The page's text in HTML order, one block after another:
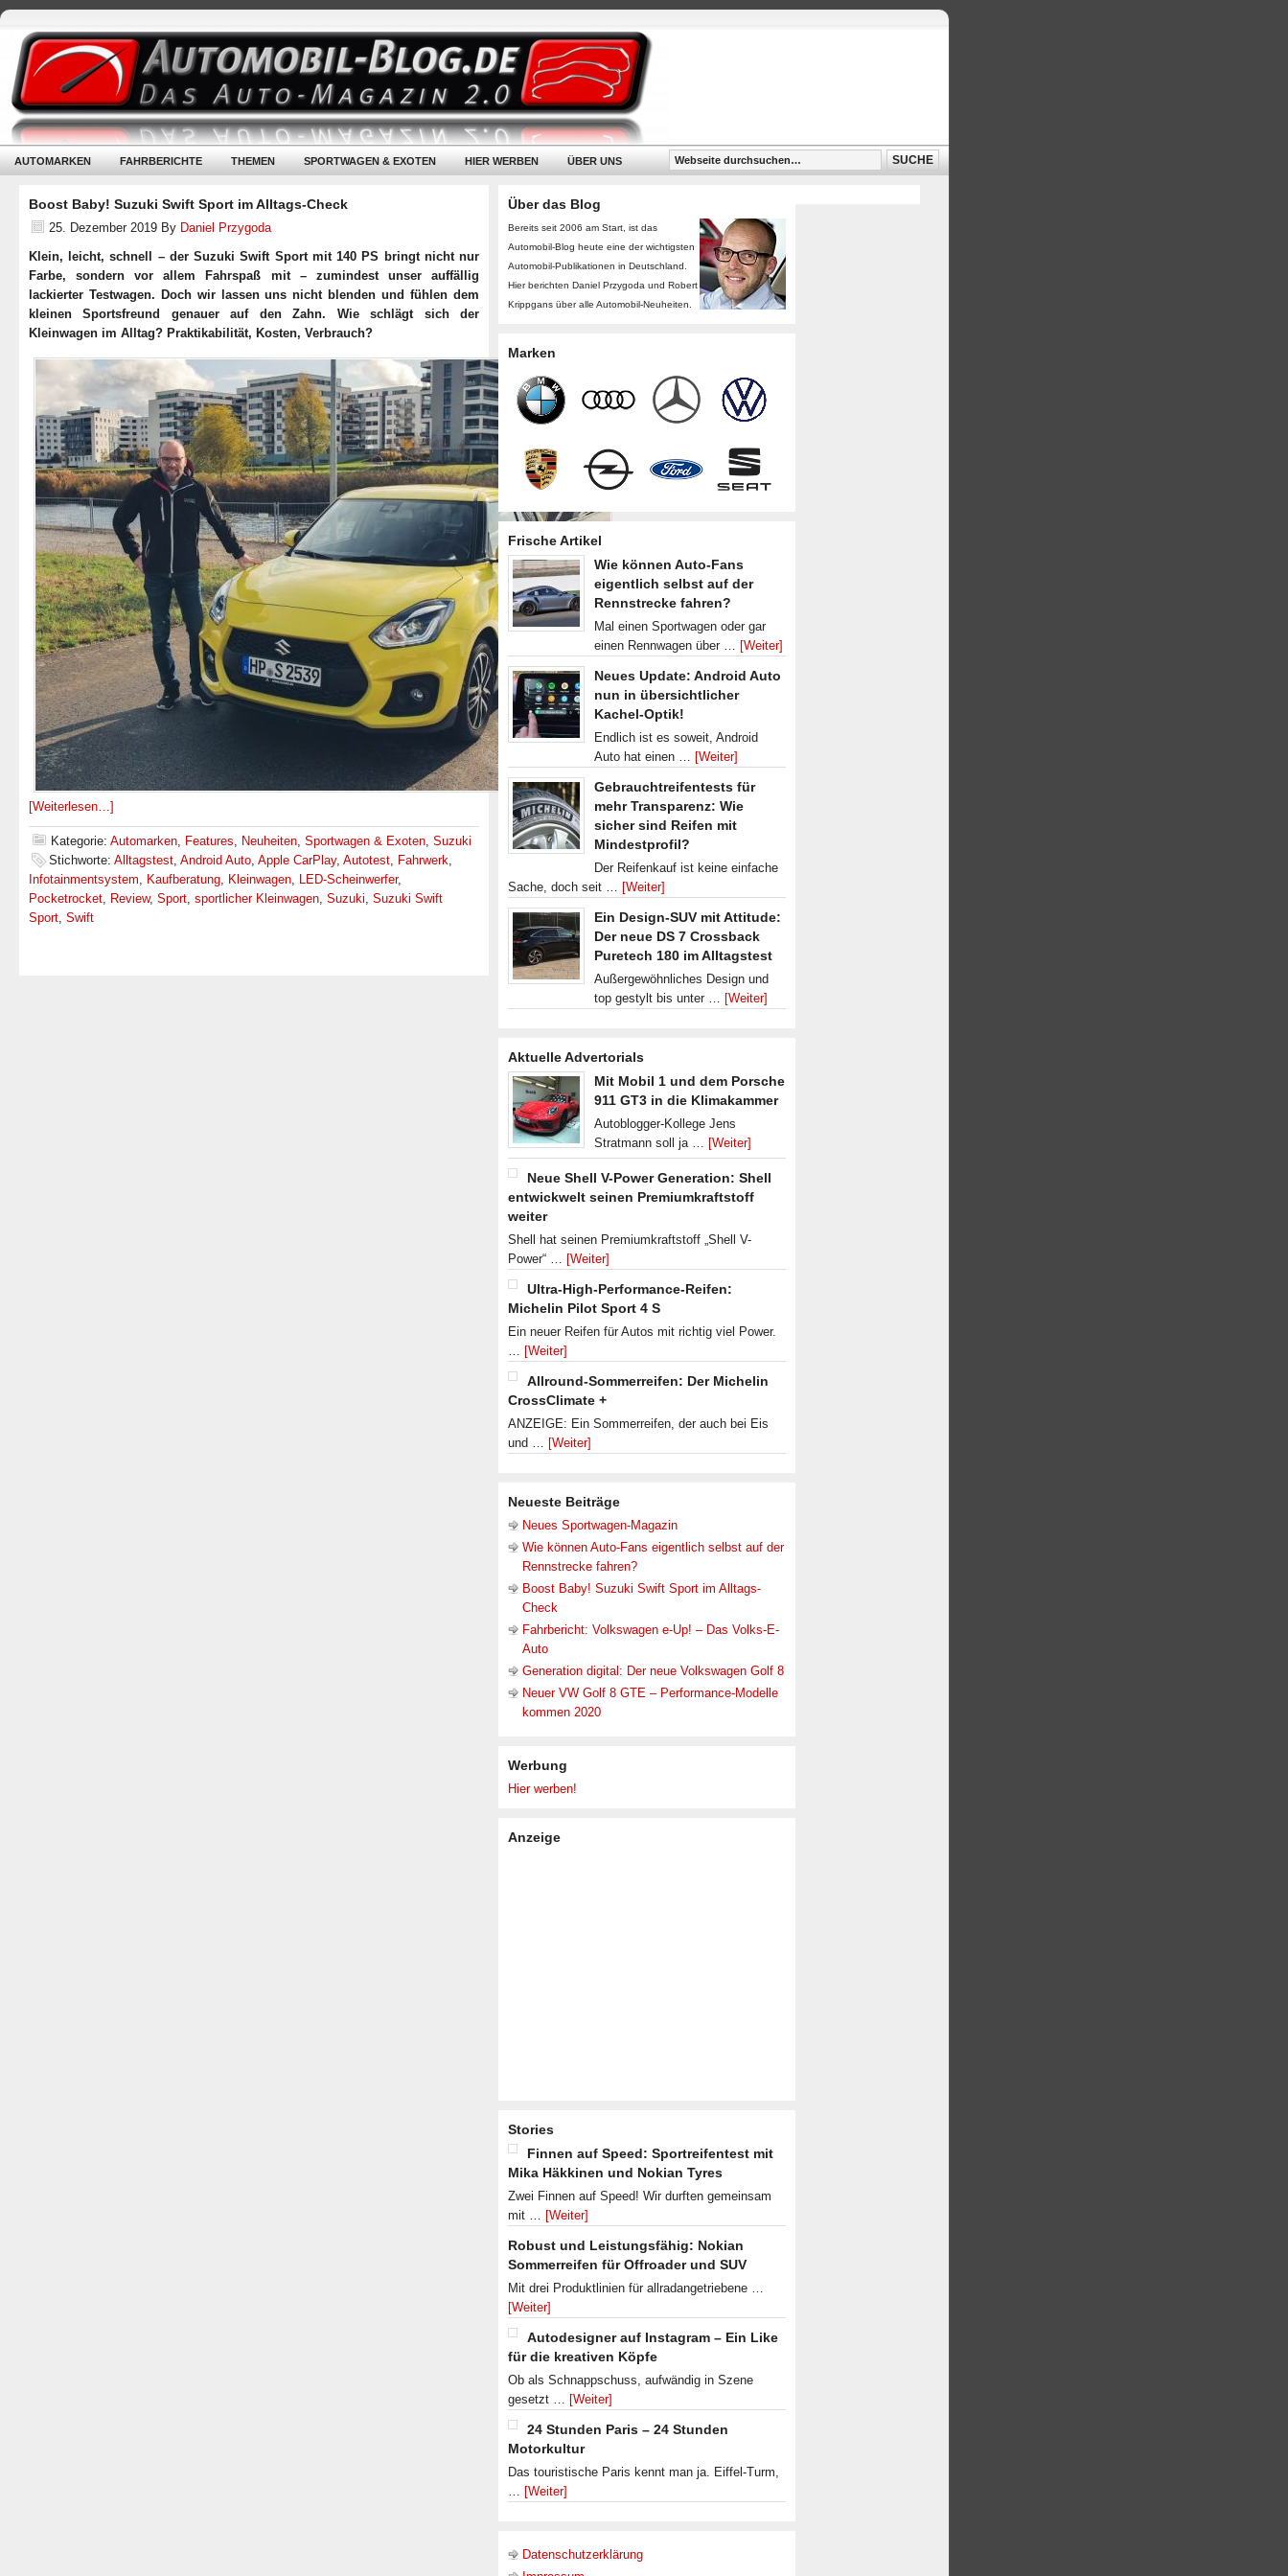
AUTOMARKEN FAHRBERICHTE THEMEN SPORTWAGEN & EXOTEN HIER WERBEN ÜBER UNS
Boost Baby! Suzuki Swift Sport im Alltags-Check
25. Dezember 2019 By Daniel Przygoda
Klein, leicht, schnell – der Suzuki Swift Sport mit 140 PS bringt nicht nur
Farbe, sondern vor allem Fahrspaß mit – zumindest unser auffällig
lackierter Testwagen. Doch wir lassen uns nicht blenden und fühlen dem
kleinen Sportsfreund genauer auf den Zahn. Wie schlägt sich der
Kleinwagen im Alltag? Praktikabilität, Kosten, Verbrauch?
[Weiterlesen…]
Kategorie: Automarken, Features, Neuheiten, Sportwagen & Exoten, Suzuki
Stichworte: Alltagstest, Android Auto, Apple CarPlay, Autotest, Fahrwerk,
Infotainmentsystem, Kaufberatung, Kleinwagen, LED-Scheinwerfer,
Pocketrocket, Review, Sport, sportlicher Kleinwagen, Suzuki, Suzuki Swift
Sport, Swift
Über das Blog
Bereits seit 2006 am Start, ist das
Automobil-Blog heute eine der wichtigsten
Automobil-Publikationen in Deutschland.
Hier berichten Daniel Przygoda und Robert
Krippgans über alle Automobil-Neuheiten.
Marken
Frische Artikel
Wie können Auto-Fans
eigentlich selbst auf der
Rennstrecke fahren?
Mal einen Sportwagen oder gar
einen Rennwagen über … [Weiter]
Neues Update: Android Auto
nun in übersichtlicher
Kachel-Optik!
Endlich ist es soweit, Android
Auto hat einen … [Weiter]
Gebrauchtreifentests für
mehr Transparenz: Wie
sicher sind Reifen mit
Mindestprofil?
Der Reifenkauf ist keine einfache
Sache, doch seit … [Weiter]
Ein Design-SUV mit Attitude:
Der neue DS 7 Crossback
Puretech 180 im Alltagstest
Außergewöhnliches Design und
top gestylt bis unter … [Weiter]
Aktuelle Advertorials
Mit Mobil 1 und dem Porsche
911 GT3 in die Klimakammer
Autoblogger-Kollege Jens
Stratmann soll ja … [Weiter]
Neue Shell V-Power Generation: Shell
entwickwelt seinen Premiumkraftstoff
weiter
Shell hat seinen Premiumkraftstoff „Shell V-
Power“ … [Weiter]
Ultra-High-Performance-Reifen:
Michelin Pilot Sport 4 S
Ein neuer Reifen für Autos mit richtig viel Power.
… [Weiter]
Allround-Sommerreifen: Der Michelin
CrossClimate +
ANZEIGE: Ein Sommerreifen, der auch bei Eis
und … [Weiter]
Neueste Beiträge
Neues Sportwagen-Magazin
Wie können Auto-Fans eigentlich selbst auf der
Rennstrecke fahren?
Boost Baby! Suzuki Swift Sport im Alltags-
Check
Fahrbericht: Volkswagen e-Up! – Das Volks-E-
Auto
Generation digital: Der neue Volkswagen Golf 8
Neuer VW Golf 8 GTE – Performance-Modelle
kommen 2020
Werbung
Hier werben!
Anzeige
Stories
Finnen auf Speed: Sportreifentest mit
Mika Häkkinen und Nokian Tyres
Zwei Finnen auf Speed! Wir durften gemeinsam
mit … [Weiter]
Robust und Leistungsfähig: Nokian
Sommerreifen für Offroader und SUV
Mit drei Produktlinien für allradangetriebene …
[Weiter]
Autodesigner auf Instagram – Ein Like
für die kreativen Köpfe
Ob als Schnappschuss, aufwändig in Szene
gesetzt … [Weiter]
24 Stunden Paris – 24 Stunden
Motorkultur
Das touristische Paris kennt man ja. Eiffel-Turm,
… [Weiter]
Datenschutzerklärung